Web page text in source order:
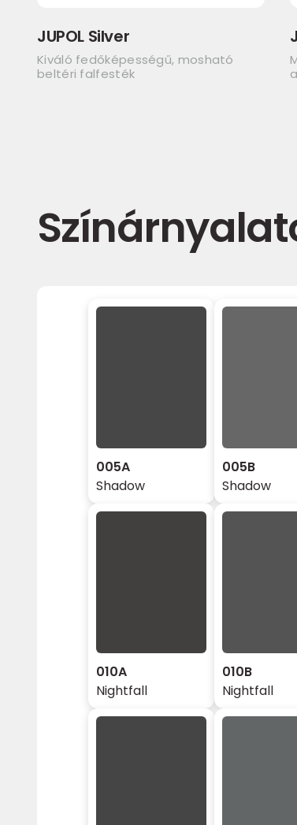
JUPOL Silver
Kiváló fedőképességű, mosható
beltéri falfesték
005A
Shadow
005B
Shadow
010A
Nightfall
010B
Nightfall